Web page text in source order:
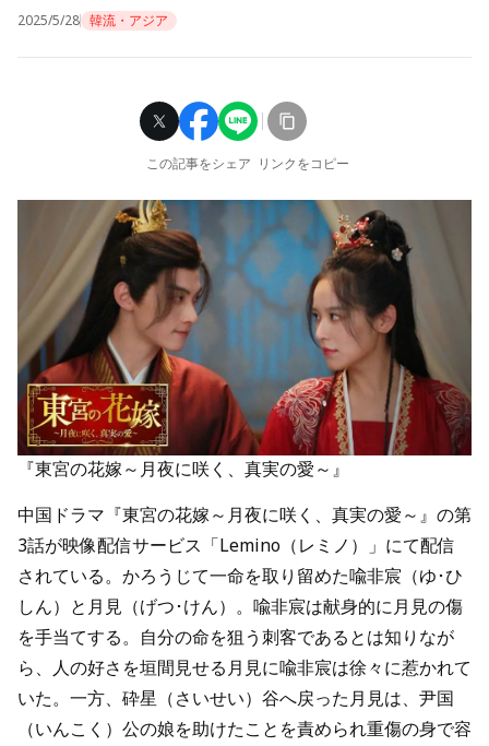
2025/5/28 韓流・アジア
この記事をシェア リンクをコピー
『東宮の花嫁～月夜に咲く、真実の愛～』
中国ドラマ『東宮の花嫁～月夜に咲く、真実の愛～』の第
3話が映像配信サービス「Lemino（レミノ）」にて配信
されている。かろうじて一命を取り留めた喩非宸（ゆ･ひ
しん）と月見（げつ･けん）。喩非宸は献身的に月見の傷
を手当てする。自分の命を狙う刺客であるとは知りなが
ら、人の好さを垣間見せる月見に喩非宸は徐々に惹かれて
いた。一方、砕星（さいせい）谷へ戻った月見は、尹国
（いんこく）公の娘を助けたことを責められ重傷の身で容